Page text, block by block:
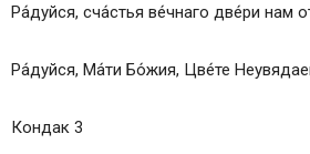
помогает
О чем молятся иконе Божьей
Ра́­дуй­ся, сча́стья ве́ч­на­го две́ри нам
Ра́­дуй­ся, Ма́­ти Бо́­жия, Цве́­те
Кондак 3